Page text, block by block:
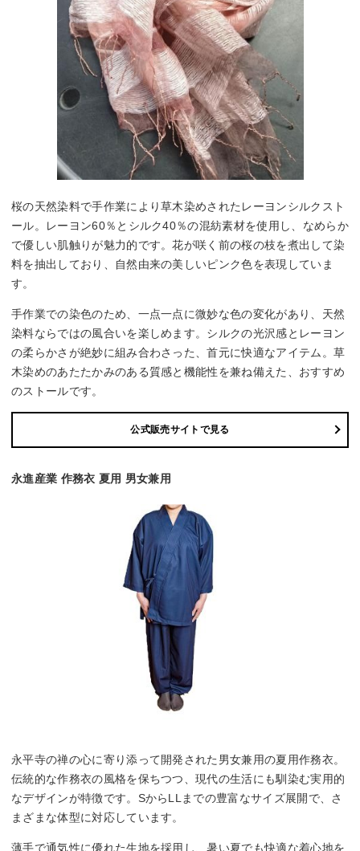
桜の天然染料で手作業により草木染めされたレーヨンシルクスト
ール。レーヨン60％とシルク40％の混紡素材を使用し、なめらか
で優しい肌触りが魅力的です。花が咲く前の桜の枝を煮出して染
料を抽出しており、自然由来の美しいピンク色を表現していま
す。
手作業での染色のため、一点一点に微妙な色の変化があり、天然
染料ならではの風合いを楽しめます。シルクの光沢感とレーヨン
の柔らかさが絶妙に組み合わさった、首元に快適なアイテム。草
木染めのあたたかみのある質感と機能性を兼ね備えた、おすすめ
のストールです。
公式販売サイトで見る
永進産業 作務衣 夏用 男女兼用
永平寺の禅の心に寄り添って開発された男女兼用の夏用作務衣。
伝統的な作務衣の風格を保ちつつ、現代の生活にも馴染む実用的
なデザインが特徴です。SからLLまでの豊富なサイズ展開で、さ
まざまな体型に対応しています。
薄手で通気性に優れた生地を採用し、暑い夏でも快適な着心地を